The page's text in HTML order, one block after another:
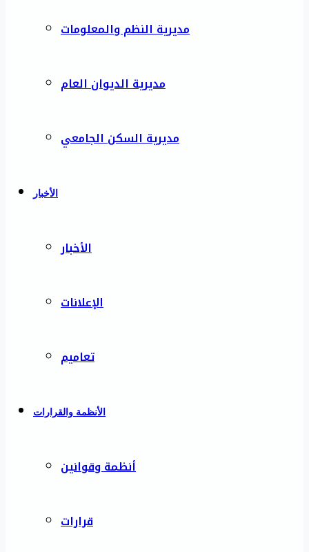
مديرية النظم والمعلومات
مديرية الديوان العام
مديرية السكن الجامعي
الأخبار
الأخبار
الإعلانات
تعاميم
الأنظمة والقرارات
أنظمة وقوانين
قرارات